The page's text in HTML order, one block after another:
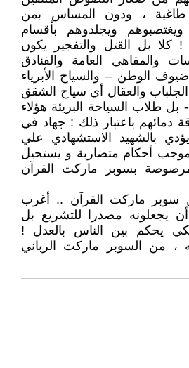
، ودون المساس بمن
ويغتصبوهم ويجلدوهم بأقسام
كلا بل القتل والتفجير يكون
والمقاهي العامة والفنادق
الوطن – والسياح الأبرياء
الجلباب والعقال أي سياح الشقق
بل طلاب السياحة البريئة هؤلاء
دمائهم باعتبار ذلك : جهاد في
بالشهيد الاستشهادي علي
أحكام متضاربة و يستحيل
ومرصوصة بسوبر ماركت القرآن
سوبر ماركت القرآن .. أغرب
يجعلونه مصدرا للتشريع بل
يحكم بين الناس بالعدل !
، من السوبر ماركت الرباني